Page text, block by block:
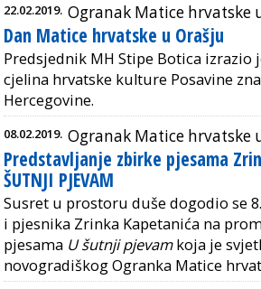
22.02.2019. Ogranak Matice hrvatske
Dan Matice hrvatske u Orašju
Predsjednik MH Stipe Botica izrazio
cjelina hrvatske kulture Posavine
Hercegovine.
08.02.2019. Ogranak Matice hrvatske
Predstavljanje zbirke pjesama
ŠUTNJI PJEVAM
Susret u prostoru duše dogodio se
i pjesnika Zrinka Kapetanića na
pjesama U šutnji pjevamkoja je
novogradiškog Ogranka Matice